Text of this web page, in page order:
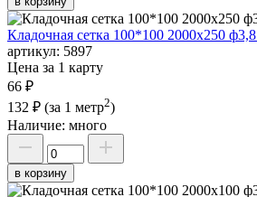
Кладочная сетка 100*100 2000х250
артикул: 5897
Цена за 1 карту
66 ₽
132 ₽ (за 1 метр2)
Наличие: много
в корзину